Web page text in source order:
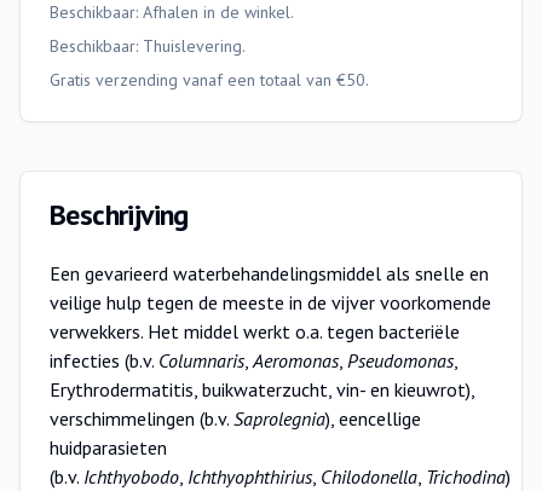
Beschikbaar: Afhalen in de winkel.
Beschikbaar: Thuislevering.
Gratis verzending vanaf een totaal van €50.
Beschrijving
Een gevarieerd waterbehandelingsmiddel als snelle en
veilige hulp tegen de meeste in de vijver voorkomende
verwekkers. Het middel werkt o.a. tegen bacteriële
infecties (b.v. Columnaris,Aeromonas, Pseudomonas,
Erythrodermatitis, buikwaterzucht, vin- en kieuwrot),
verschimmelingen (b.v. Saprolegnia), eencellige
huidparasieten
(b.v. Ichthyobodo, Ichthyophthirius, Chilodonella, Trichodina)